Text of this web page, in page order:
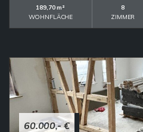
189,70 m²
WOHNFLÄCHE
8
ZIMMER
60.000,- €